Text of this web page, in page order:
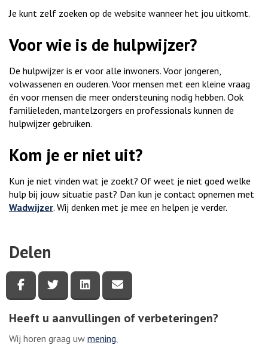
Je kunt zelf zoeken op de website wanneer het jou uitkomt.
Voor wie is de hulpwijzer?
De hulpwijzer is er voor alle inwoners. Voor jongeren,
volwassenen en ouderen. Voor mensen met een kleine vraag
én voor mensen die meer ondersteuning nodig hebben. Ook
familieleden, mantelzorgers en professionals kunnen de
hulpwijzer gebruiken.
Kom je er niet uit?
Kun je niet vinden wat je zoekt? Of weet je niet goed welke
hulp bij jouw situatie past? Dan kun je contact opnemen met
Wadwijzer. Wij denken met je mee en helpen je verder.
Delen
Deel deze pagina via Facebook
Deel deze pagina via Twitter
Deel deze pagina via LinkedIn
Heeft u aanvullingen of verbeteringen?
Wij horen graag uw mening.